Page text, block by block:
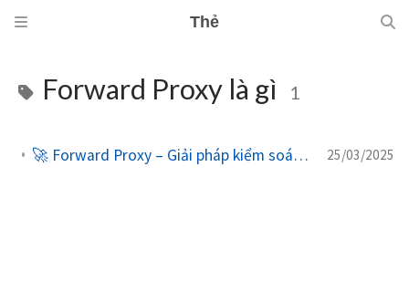
Thẻ
Forward Proxy là gì 1
🚀 Forward Proxy – Giải pháp kiểm soát truy cập và ẩn danh người dùng 25/03/2025